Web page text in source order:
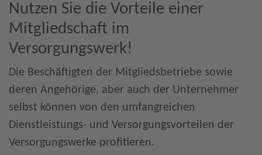
Nutzen Sie die Vorteile einer
Mitgliedschaft im
Versorgungswerk!
Die Beschäftigten der Mitgliedsbetriebe sowie
deren Angehörige, aber auch der Unternehmer
selbst können von den umfangreichen
Dienstleistungs- und Versorgungsvorteilen der
Versorgungswerke profitieren.